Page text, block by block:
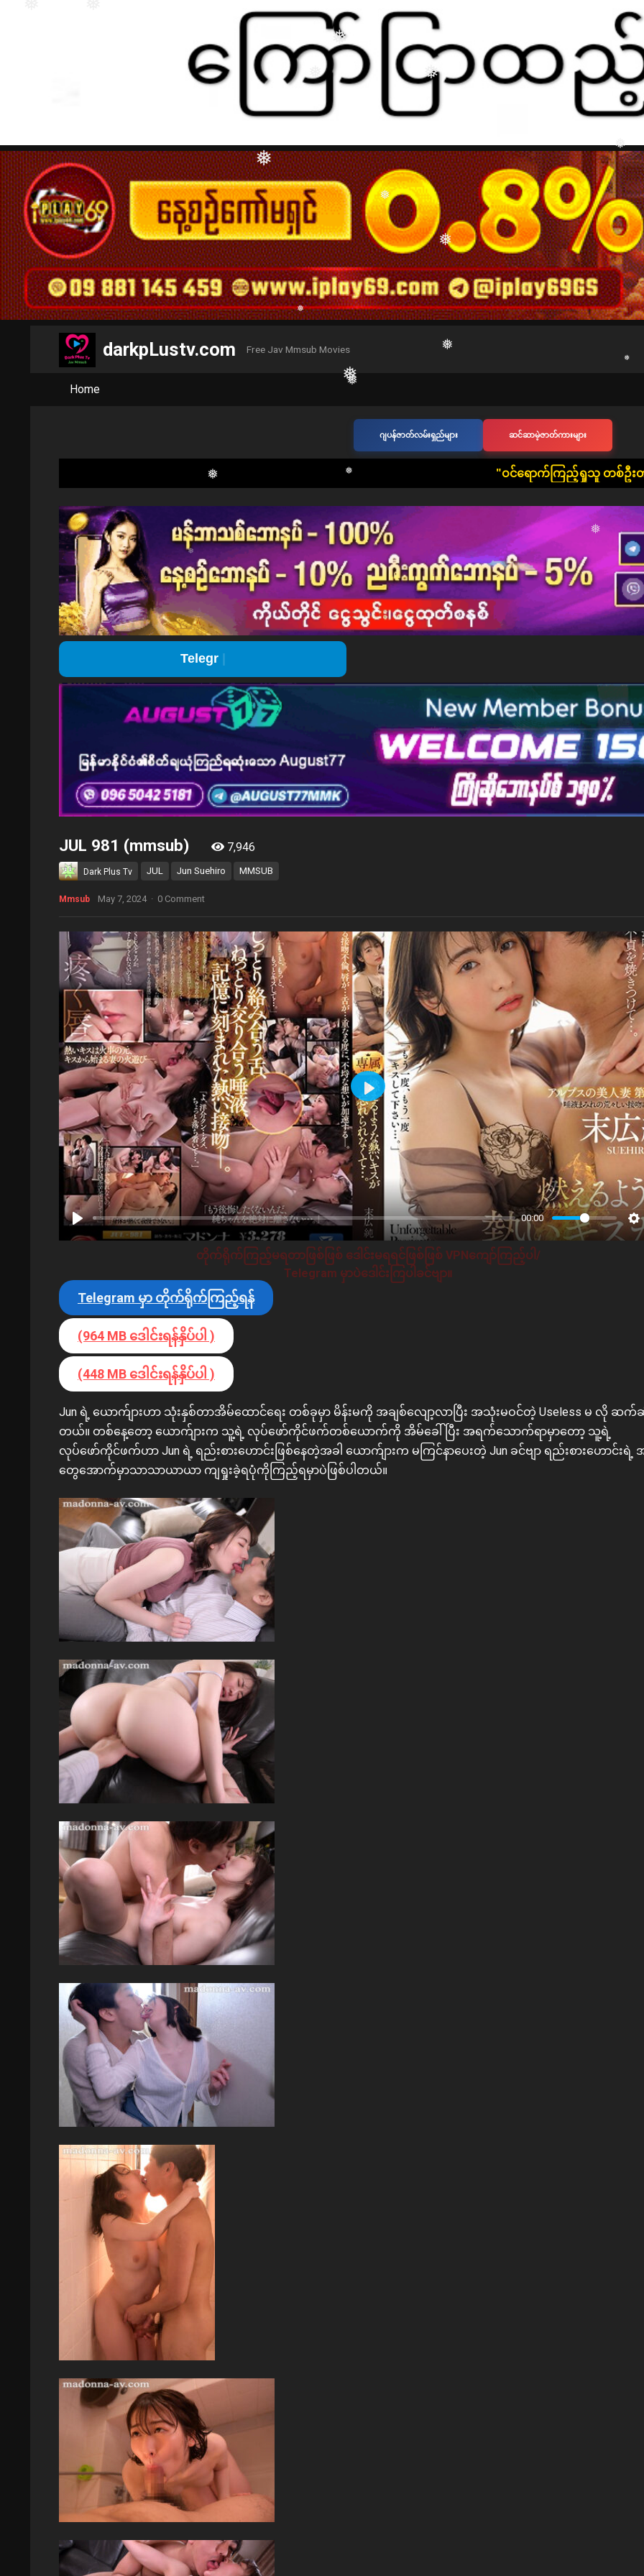
❅
❅
❅
❅
❅
❅
❅
❅
darkpLustv.com Free Jav Mmsub Movies
Home
ဂျပန်ဇာတ်လမ်းရှည်များ ဆင်ဆာမဲ့ဇာတ်ကားများ
​"ဝင်ရောက်ကြည့်ရှုသူ တစ်ဦးတစ်ယောက်ချင်းစီတိုင်း
Telegram Channel Joi
JUL 981 (mmsub) 7,946
Dark Plus Tv JUL Jun Suehiro MMSUB
Mmsub May 7, 2024 · 0 Comment
00:00
Play
တိုက်ရိုက်ကြည့်မရတာဖြစ်ဖြစ် ဒေါင်းမရရင်ဖြစ်ဖြစ် VPNကျော်ကြည့်ပါ/
Telegram မှာပဲဒေါင်းကြပါခင်ဗျာ။
Telegram မှာ တိုက်ရိုက်ကြည့်ရန်
(964 MB ဒေါင်းရန်နှိပ်ပါ )
(448 MB ဒေါင်းရန်နှိပ်ပါ )
Jun ရဲ့ ယောက်ျားဟာ သုံးနှစ်တာအိမ်ထောင်ရေး တစ်ခုမှာ မိန်းမကို အချစ်လျော့လာပြီး အသုံးမဝင်တဲ့ Useless မ လို ဆက်ဆံ
တယ်။ တစ်နေ့တော့ ယောက်ျားက သူ့ရဲ့ လုပ်ဖော်ကိုင်ဖက်တစ်ယောက်ကို အိမ်ခေါ်ပြီး အရက်သောက်ရာမှာတော့ သူ့ရဲ့
လုပ်ဖော်ကိုင်ဖက်ဟာ Jun ရဲ့ ရည်းစားဟောင်းဖြစ်နေတဲ့အခါ ယောက်ျားက မကြင်နာပေးတဲ့ Jun ခင်ဗျာ ရည်းစားဟောင်းရဲ့
တွေအောက်မှာသာသာယာယာ ကျရှုးခဲ့ရပုံကိုကြည့်ရမှာပဲဖြစ်ပါတယ်။